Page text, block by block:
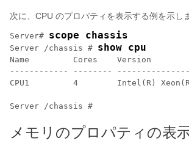
次に、CPU のプロパティを表示する例を示し
Server# scope chassis
Server /chassis # show cpu
Name
------------ --------
CPU1         4        Intel(R)
メモリのプロパティの表